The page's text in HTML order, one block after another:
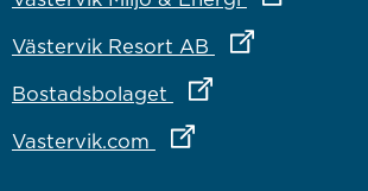
Västervik Resort AB Länk till annan
Bostadsbolaget Länk till annan
Vastervik.com Länk till annan